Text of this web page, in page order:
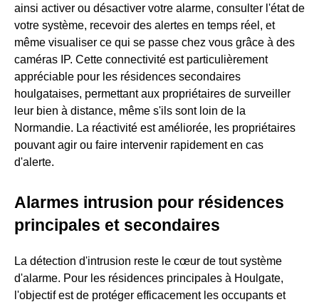
ainsi activer ou désactiver votre alarme, consulter l'état de
votre système, recevoir des alertes en temps réel, et
même visualiser ce qui se passe chez vous grâce à des
caméras IP. Cette connectivité est particulièrement
appréciable pour les résidences secondaires
houlgataises, permettant aux propriétaires de surveiller
leur bien à distance, même s'ils sont loin de la
Normandie. La réactivité est améliorée, les propriétaires
pouvant agir ou faire intervenir rapidement en cas
d'alerte.
Alarmes intrusion pour résidences
principales et secondaires
La détection d'intrusion reste le cœur de tout système
d'alarme. Pour les résidences principales à Houlgate,
l'objectif est de protéger efficacement les occupants et